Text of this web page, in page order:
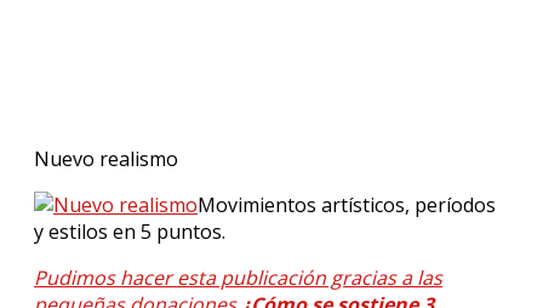
Nuevo realismo
Movimientos artísticos, períodos
y estilos en 5 puntos.
Pudimos hacer esta publicación gracias a las